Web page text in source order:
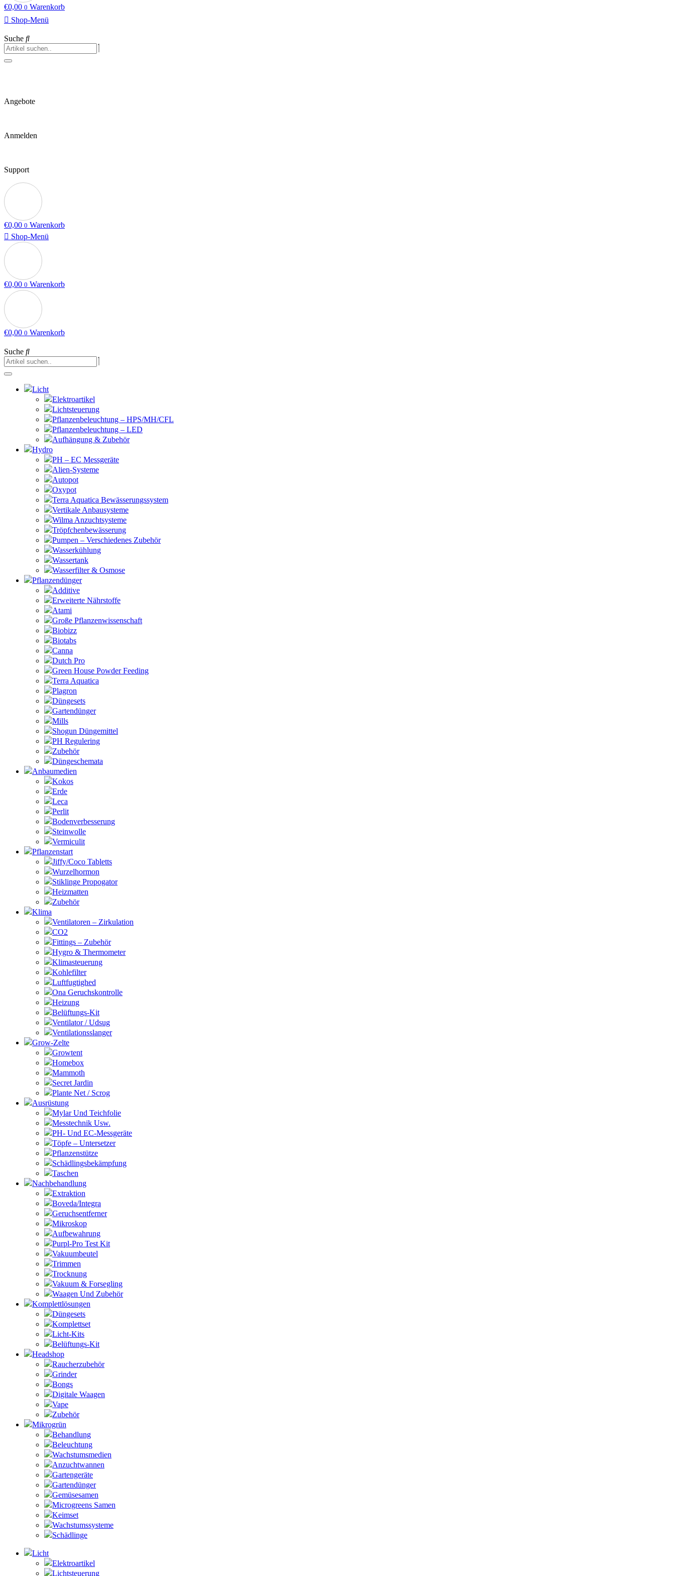
€0,00 0 Warenkorb
Shop-Menü
Suche
Angebote
Anmelden
Support
€0,00 0 Warenkorb
Shop-Menü
€0,00 0 Warenkorb
€0,00 0 Warenkorb
Suche
Licht
Elektroartikel
Lichtsteuerung
Pflanzenbeleuchtung – HPS/MH/CFL
Pflanzenbeleuchtung – LED
Aufhängung & Zubehör
Hydro
PH – EC Messgeräte
Alien-Systeme
Autopot
Oxypot
Terra Aquatica Bewässerungssystem
Vertikale Anbausysteme
Wilma Anzuchtsysteme
Tröpfchenbewässerung
Pumpen – Verschiedenes Zubehör
Wasserkühlung
Wassertank
Wasserfilter & Osmose
Pflanzendünger
Additive
Erweiterte Nährstoffe
Atami
Große Pflanzenwissenschaft
Biobizz
Biotabs
Canna
Dutch Pro
Green House Powder Feeding
Terra Aquatica
Plagron
Düngesets
Gartendünger
Mills
Shogun Düngemittel
PH Regulering
Zubehör
Düngeschemata
Anbaumedien
Kokos
Erde
Leca
Perlit
Bodenverbesserung
Steinwolle
Vermiculit
Pflanzenstart
Jiffy/Coco Tabletts
Wurzelhormon
Stiklinge Propogator
Heizmatten
Zubehör
Klima
Ventilatoren – Zirkulation
CO2
Fittings – Zubehör
Hygro & Thermometer
Klimasteuerung
Kohlefilter
Luftfugtighed
Ona Geruchskontrolle
Heizung
Belüftungs-Kit
Ventilator / Udsug
Ventilationsslanger
Grow-Zelte
Growtent
Homebox
Mammoth
Secret Jardin
Plante Net / Scrog
Ausrüstung
Mylar Und Teichfolie
Messtechnik Usw.
PH- Und EC-Messgeräte
Töpfe – Untersetzer
Pflanzenstütze
Schädlingsbekämpfung
Taschen
Nachbehandlung
Extraktion
Boveda/Integra
Geruchsentferner
Mikroskop
Aufbewahrung
Purpl-Pro Test Kit
Vakuumbeutel
Trimmen
Trocknung
Vakuum & Forsegling
Waagen Und Zubehör
Komplettlösungen
Düngesets
Komplettset
Licht-Kits
Belüftungs-Kit
Headshop
Raucherzubehör
Grinder
Bongs
Digitale Waagen
Vape
Zubehör
Mikrogrün
Behandlung
Beleuchtung
Wachstumsmedien
Anzuchtwannen
Gartengeräte
Gartendünger
Gemüsesamen
Microgreens Samen
Keimset
Wachstumssysteme
Schädlinge
Licht
Elektroartikel
Lichtsteuerung